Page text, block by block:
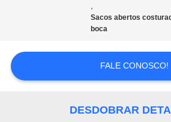
QUALIDADE
CONTACTE-
,
Sacos abertos
boca
FALE CONOSCO!
DESDOBRAR